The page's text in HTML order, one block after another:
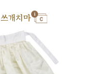
쓰개치마